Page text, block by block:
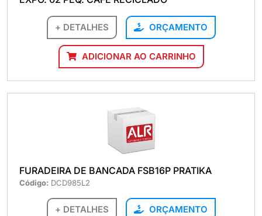
+ DETALHES ORÇAMENTO
ADICIONAR AO CARRINHO
FURADEIRA DE BANCADA FSB16P PRATIKA
Código: DCD985L2
+ DETALHES ORÇAMENTO